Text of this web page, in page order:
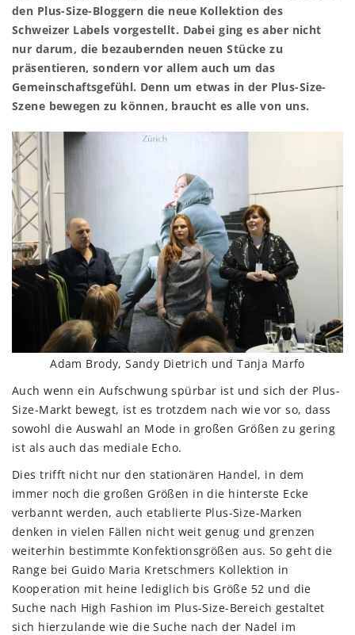
den Plus-Size-Bloggern die neue Kollektion des
Schweizer Labels vorgestellt. Dabei ging es aber nicht
nur darum, die bezaubernden neuen Stücke zu
präsentieren, sondern vor allem auch um das
Gemeinschaftsgefühl. Denn um etwas in der Plus-Size-
Szene bewegen zu können, braucht es alle von uns.
Adam Brody, Sandy Dietrich und Tanja Marfo
Auch wenn ein Aufschwung spürbar ist und sich der Plus-
Size-Markt bewegt, ist es trotzdem nach wie vor so, dass
sowohl die Auswahl an Mode in großen Größen zu gering
ist als auch das mediale Echo.
Dies trifft nicht nur den stationären Handel, in dem
immer noch die großen Größen in die hinterste Ecke
verbannt werden, auch etablierte Plus-Size-Marken
denken in vielen Fällen nicht weit genug und grenzen
weiterhin bestimmte Konfektionsgrößen aus. So geht die
Range bei Guido Maria Kretschmers Kollektion in
Kooperation mit heine lediglich bis Größe 52 und die
Suche nach High Fashion im Plus-Size-Bereich gestaltet
sich hierzulande wie die Suche nach der Nadel im